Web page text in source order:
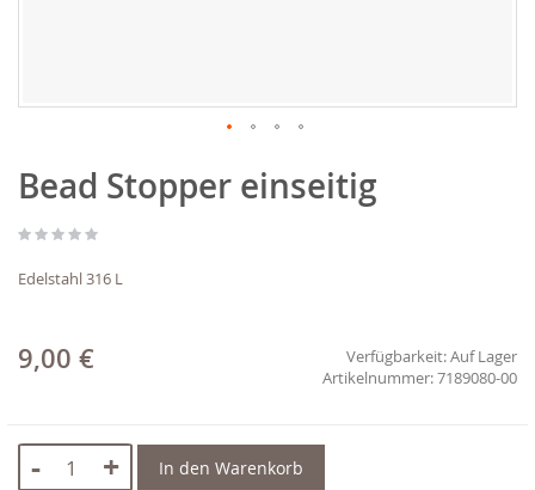
Anfang
der
springen
Bead Stopper einseitig
Edelstahl 316 L
9,00 € Verfügbarkeit:Auf Lager
7189080-00
- + In den Warenkorb